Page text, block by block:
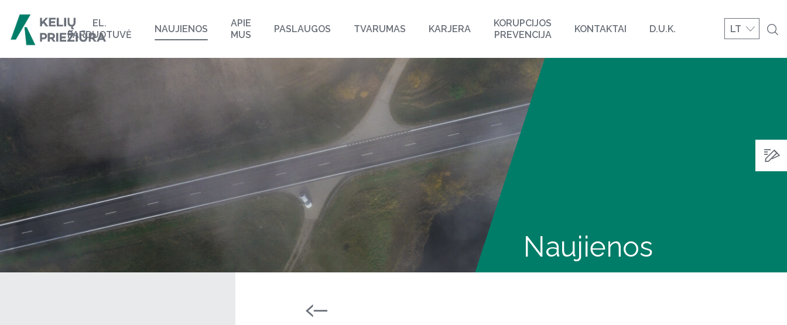
EL.
PARDUOTUVĖ
NAUJIENOS
APIE
MUS
PASLAUGOS TVARUMAS KARJERA
KORUPCIJOS
PREVENCIJA
KONTAKTAI D.U.K. LT
Naujienos